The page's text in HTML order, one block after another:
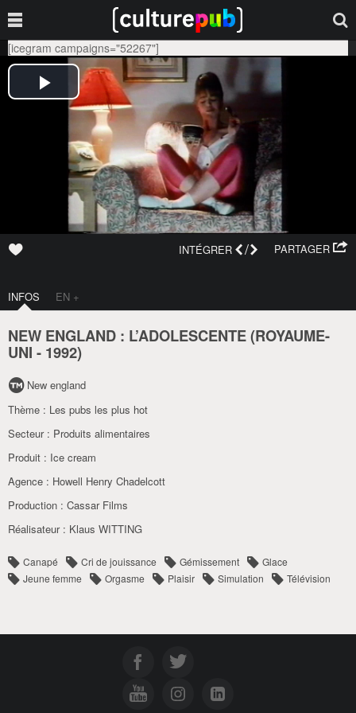
[icegram campaigns="52267"]
PARTAGER
INTÉGRER /
INFOS EN +
NEW ENGLAND : L’ADOLESCENTE (ROYAUME-
UNI - 1992)
New england
Thème : Les pubs les plus hot
Secteur : Produits alimentaires
Produit : Ice cream
Agence : Howell Henry Chadelcott
Production : Cassar Films
Réalisateur : Klaus WITTING
Canapé Cri de jouissance Gémissement
Glace
Jeune femme
Orgasme Plaisir Simulation Télévision